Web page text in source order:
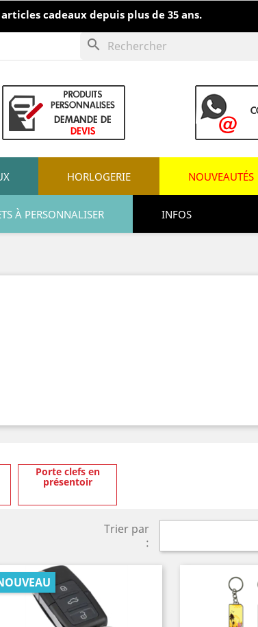
articles cadeaux depuis plus de 35 ans.
search
HORLOGERIE NOUVEAUTÉS
À PERSONNALISER INFOS
Porte clefs en
présentoir
Trier par
: